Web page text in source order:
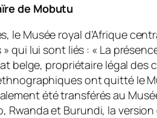
de Mobutu
le Musée royal d’Afrique
qui lui sont liés : « La
belge, propriétaire légal
ont quitté le
été transférés au
Rwanda et Burundi, la